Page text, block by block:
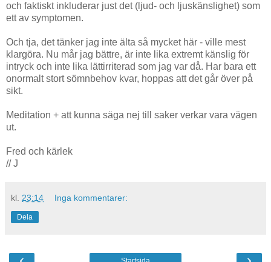
och faktiskt inkluderar just det (ljud- och ljuskänslighet) som
ett av symptomen.
Och tja, det tänker jag inte älta så mycket här - ville mest
klargöra. Nu mår jag bättre, är inte lika extremt känslig för
intryck och inte lika lättirriterad som jag var då. Har bara ett
onormalt stort sömnbehov kvar, hoppas att det går över på
sikt.
Meditation + att kunna säga nej till saker verkar vara vägen
ut.
Fred och kärlek
// J
kl. 23:14 Inga kommentarer:
Dela